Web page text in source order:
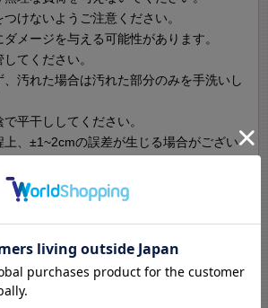
けないようご注意ください。
メージを与える可能性があります。
てください。
汚れた場合は汚れた部分のみを手洗いし
平干ししてください。
、±1~2cmの誤差が生じる場合がござい
なっており、商品ごとに刺繍およびチー
が生じる場合がございます。
部分は、時間の経過とともに薄くなる場
粧品や色鉛筆などで塗り足してご使用くだ